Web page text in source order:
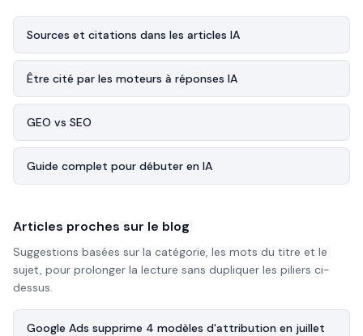
Sources et citations dans les articles IA
Être cité par les moteurs à réponses IA
GEO vs SEO
Guide complet pour débuter en IA
Articles proches sur le blog
Suggestions basées sur la catégorie, les mots du titre et le
sujet, pour prolonger la lecture sans dupliquer les piliers ci-
dessus.
Google Ads supprime 4 modèles d'attribution en juillet